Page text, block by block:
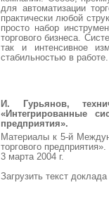
для автоматизации
практически любой
просто набор
торгового бизнеса.
так и интенсивное
стабильностью в
И. Гурьянов,
«Интегрированные
предприятия».
Материалы к 5-й
торгового предприятия».
3 марта 2004 г.
Загрузить текст